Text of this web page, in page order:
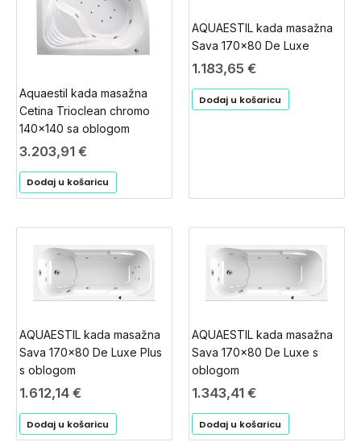
Aquaestil kada masažna
Cetina Trioclean chromo
140×140 sa oblogom
3.203,91 €
Dodaj u košaricu
AQUAESTIL kada masažna
Sava 170×80 De Luxe
1.183,65 €
Dodaj u košaricu
AQUAESTIL kada masažna
Sava 170×80 De Luxe Plus
s oblogom
1.612,14 €
Dodaj u košaricu
AQUAESTIL kada masažna
Sava 170×80 De Luxe s
oblogom
1.343,41 €
Dodaj u košaricu